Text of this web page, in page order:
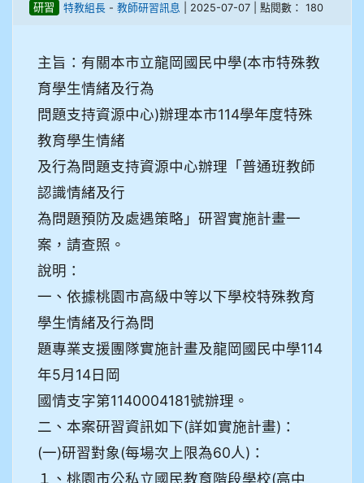
研習 特教組長 - 教師研習訊息 | 2025-07-07 | 點閱數： 180
主旨：有關本市立龍岡國民中學(本市特殊教
育學生情緒及行為
問題支持資源中心)辦理本市114學年度特殊
教育學生情緒
及行為問題支持資源中心辦理「普通班教師
認識情緒及行
為問題預防及處遇策略」研習實施計畫一
案，請查照。
說明：
一、依據桃園市高級中等以下學校特殊教育
學生情緒及行為問
題專業支援團隊實施計畫及龍岡國民中學114
年5月14日岡
國情支字第1140004181號辦理。
二、本案研習資訊如下(詳如實施計畫)：
(一)研習對象(每場次上限為60人)：
１、桃園市公私立國民教育階段學校(高中